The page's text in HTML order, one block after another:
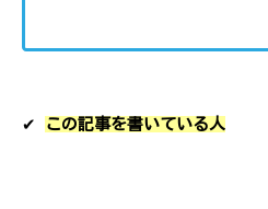
✔︎ この記事を書いている人